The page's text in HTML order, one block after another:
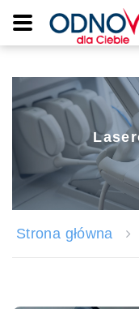
Strona główna